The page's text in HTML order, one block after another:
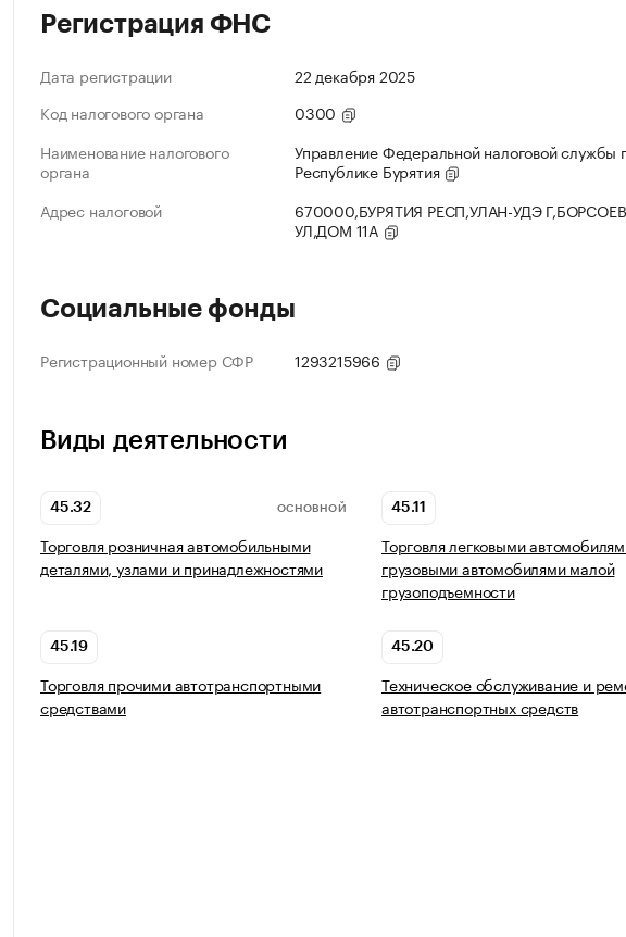
Регистрация ФНС
Дата регистрации
22 декабря 2025
Код налогового органа
0300
Наименование налогового
органа
Управление Федеральной налоговой службы
Республике Бурятия
Адрес налоговой
670000,БУРЯТИЯ РЕСП,УЛАН-УДЭ
УЛ,ДОМ 11А
Социальные фонды
Регистрационный номер СФР 1293215966
Виды деятельности
45.32 ОСНОВНОЙ
Торговля розничная автомобильными
деталями, узлами и принадлежностями
45.11
Торговля легковыми
грузовыми автомобилями малой
грузоподъемности
45.19
Торговля прочими автотранспортными
средствами
45.20
Техническое обслуживание и
автотранспортных средств